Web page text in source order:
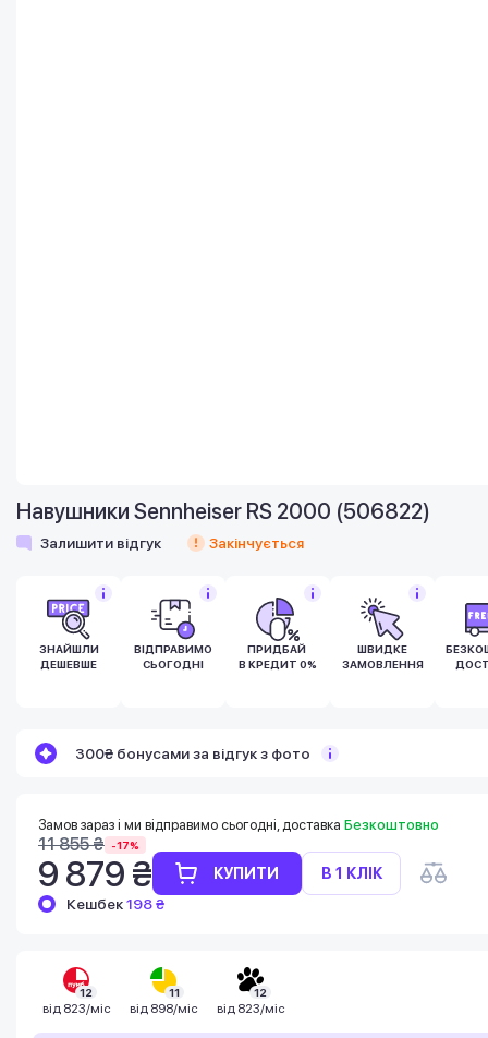
Навушники Sennheiser RS 2000 (506822)
Залишити відгук Закінчується
ЗНАЙШЛИ
ДЕШЕВШЕ
ВІДПРАВИМО
СЬОГОДНІ
ПРИДБАЙ
В КРЕДИТ 0%
ШВИДКЕ
ЗАМОВЛЕННЯ
300₴ бонусами за відгук з фото
Замов зараз і ми відправимо сьогодні, доставка Безкоштовно
11 855 ₴ -17%
9 879 ₴ КУПИТИ
В 1 КЛІК
Кешбек198 ₴
після покупки.
Накопиченими бонусами можна сплатити
до 99% вартості наступної покупки:
детальніше
12
від 823/міс
11
від 898/міс
12
від 823/міс